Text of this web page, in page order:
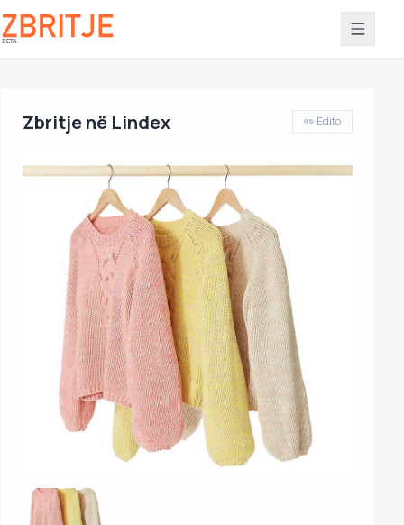
Zbritje në Lindex ✏️ Edito